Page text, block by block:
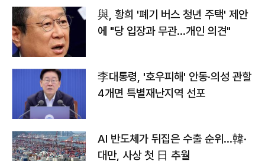
與, 황희 '폐기 버스 청년 주택' 제안
에 "당 입장과 무관…개인 의견"
李대통령, '호우피해' 안동·의성 관할
4개면 특별재난지역 선포
AI 반도체가 뒤집은 수출 순위…韓·
대만, 사상 첫 日 추월